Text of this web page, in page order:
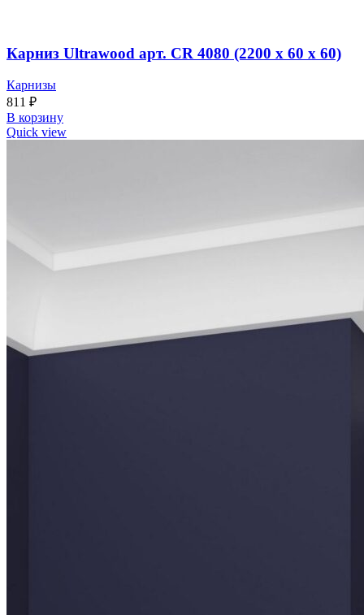
Карниз Ultrawood арт. CR 4080 (2200 х 60 х 60)
Карнизы
811 ₽
В корзину
Quick view